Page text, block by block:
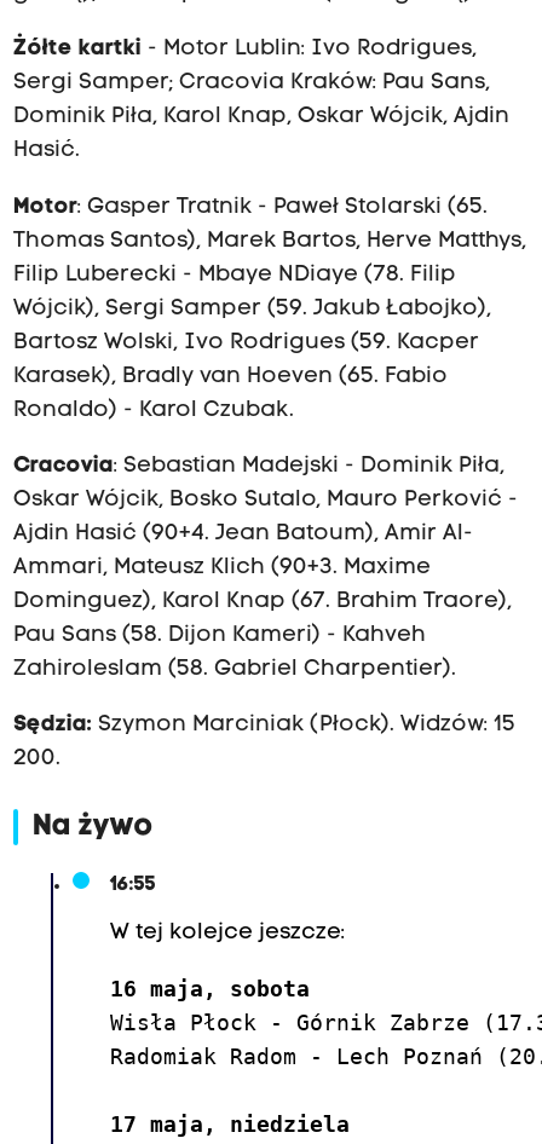
Żółte kartki - Motor Lublin: Ivo Rodrigues,
Sergi Samper; Cracovia Kraków: Pau Sans,
Dominik Piła, Karol Knap, Oskar Wójcik, Ajdin
Hasić.
Motor: Gasper Tratnik - Paweł Stolarski (65.
Thomas Santos), Marek Bartos, Herve Matthys,
Filip Luberecki - Mbaye NDiaye (78. Filip
Wójcik), Sergi Samper (59. Jakub Łabojko),
Bartosz Wolski, Ivo Rodrigues (59. Kacper
Karasek), Bradly van Hoeven (65. Fabio
Ronaldo) - Karol Czubak.
Cracovia: Sebastian Madejski - Dominik Piła,
Oskar Wójcik, Bosko Sutalo, Mauro Perković -
Ajdin Hasić (90+4. Jean Batoum), Amir Al-
Ammari, Mateusz Klich (90+3. Maxime
Dominguez), Karol Knap (67. Brahim Traore),
Pau Sans (58. Dijon Kameri) - Kahveh
Zahiroleslam (58. Gabriel Charpentier).
Sędzia: Szymon Marciniak (Płock). Widzów: 15
200.
e
n
a
)
o
t
o
r
L
u
b
i
n
3
-
3
C
r
a
c
v
i
Na żywo
16:55
W tej kolejce jeszcze:
16 maja, sobota
Wisła Płock - Górnik Zabrze
Radomiak Radom - Lech Poznań
17 maja, niedziela